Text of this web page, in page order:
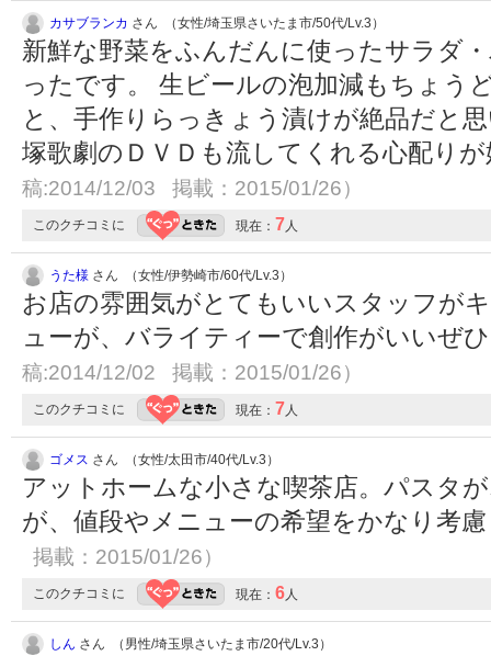
カサブランカ さん （女性/埼玉県さいたま市/50代/Lv.3）
新鮮な野菜をふんだんに使ったサラダ
ったです。 生ビールの泡加減もちょう
と、手作りらっきょう漬けが絶品だと
塚歌劇のＤＶＤも流してくれる心配り
稿:2014/12/03 掲載：2015/01/26）
このクチコミに 現在： 7人
うた様 さん （女性/伊勢崎市/60代/Lv.3）
お店の雰囲気がとてもいいスタッフが
ューが、バライティーで創作がいいぜ
稿:2014/12/02 掲載：2015/01/26）
このクチコミに 現在： 7人
ゴメス さん （女性/太田市/40代/Lv.3）
アットホームな小さな喫茶店。パスタ
が、値段やメニューの希望をかなり考
掲載：2015/01/26）
このクチコミに 現在： 6人
しん さん （男性/埼玉県さいたま市/20代/Lv.3）